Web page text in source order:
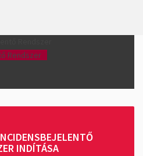
Rendszer
INDÍTÁSA